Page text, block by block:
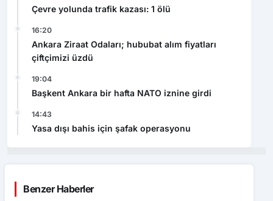
Çevre yolunda trafik kazası: 1 ölü
16:20
Ankara Ziraat Odaları; hububat alım fiyatları
çiftçimizi üzdü
19:04
Başkent Ankara bir hafta NATO iznine girdi
14:43
Yasa dışı bahis için şafak operasyonu
Benzer Haberler